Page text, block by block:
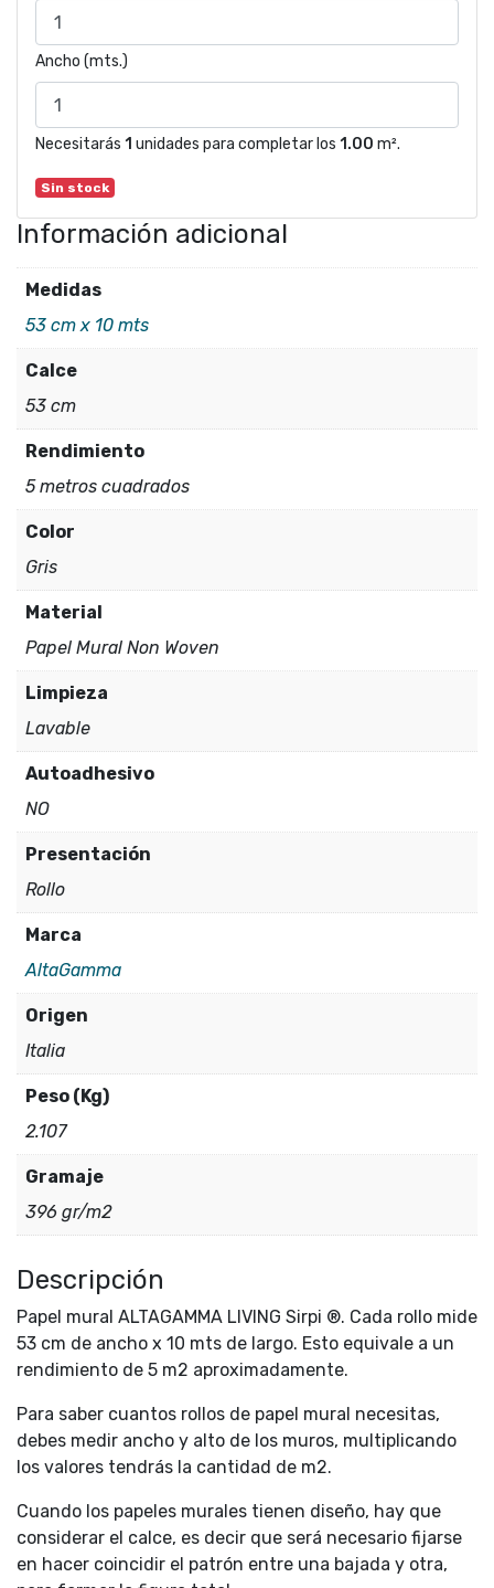
Ancho (mts.)
Necesitarás 1 unidades para completar los 1.00 m².
Sin stock
Información adicional
Medidas
53 cm x 10 mts
Calce
53 cm
Rendimiento
5 metros cuadrados
Color
Gris
Material
Papel Mural Non Woven
Limpieza
Lavable
Autoadhesivo
NO
Presentación
Rollo
Marca
AltaGamma
Origen
Italia
Peso (Kg)
2.107
Gramaje
396 gr/m2
Descripción
Papel mural ALTAGAMMA LIVING Sirpi ®. Cada rollo mide
53 cm de ancho x 10 mts de largo. Esto equivale a un
rendimiento de 5 m2 aproximadamente.
Para saber cuantos rollos de papel mural necesitas,
debes medir ancho y alto de los muros, multiplicando
los valores tendrás la cantidad de m2.
Cuando los papeles murales tienen diseño, hay que
considerar el calce, es decir que será necesario fijarse
en hacer coincidir el patrón entre una bajada y otra,